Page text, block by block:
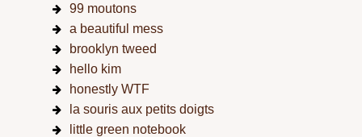
99 moutons
a beautiful mess
brooklyn tweed
hello kim
honestly WTF
la souris aux petits doigts
little green notebook